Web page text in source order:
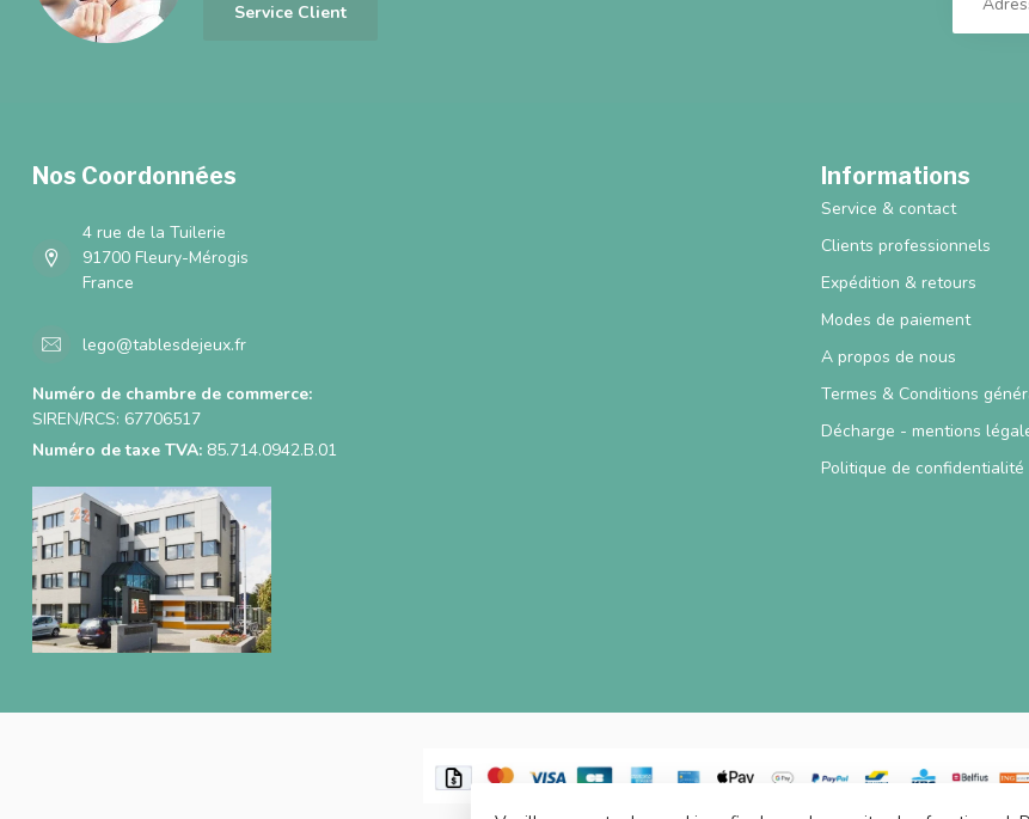
Service Client
Nos Coordonnées
4 rue de la Tuilerie
91700 Fleury-Mérogis
France
lego@tablesdejeux.fr
Numéro de chambre de commerce:
SIREN/RCS: 67706517
Numéro de taxe TVA: 85.714.0942.B.01
Informations
Service & contact
Clients professionnels
Expédition & retours
Modes de paiement
A propos de nous
Termes & Conditions
Décharge - mentions
Politique de confidentialité